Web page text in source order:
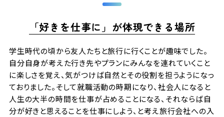
「好きを仕事に」が体現できる場所
学生時代の頃から友人たちと旅行に行くことが趣味でした。
自分自身が考えた行き先やプランにみんなを連れていくこと
に楽しさを覚え、気がつけば自然とその役割を担うようになっ
ておりました。そして就職活動の時期になり、社会人になると
人生の大半の時間を仕事が占めることになる、それならば自
分が好きと思えることを仕事にしよう、と考え旅行会社への入